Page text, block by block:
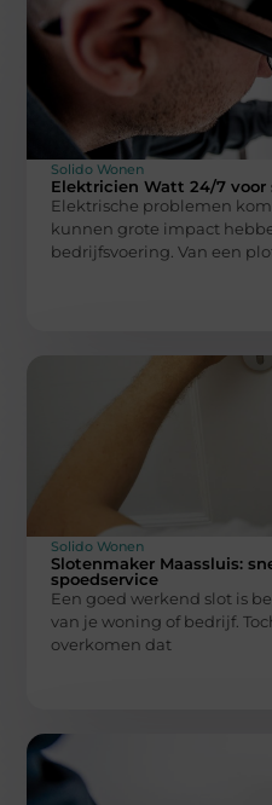
Solido Wonen
Elektricien Watt 24/7 voor
Elektrische problemen
kunnen grote impact
bedrijfsvoering. Van een
Solido Wonen
Slotenmaker Maassluis:
spoedservice
Een goed werkend slot is
van je woning of bedrijf.
overkomen dat